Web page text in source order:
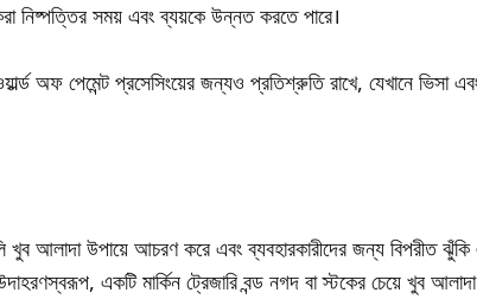
নিষ্পত্তির সময় এবং ব্যয়কে উন্নত করতে পারে।
অফ পেমেন্ট প্রসেসিংয়ের জন্যও প্রতিশ্রুতি রাখে, যেখানে ভিসা এবং
খুব আলাদা উপায়ে আচরণ করে এবং ব্যবহারকারীদের জন্য বিপরীত ঝুঁকি
একটি মার্কিন ট্রেজারি বন্ড নগদ বা স্টকের চেয়ে খুব